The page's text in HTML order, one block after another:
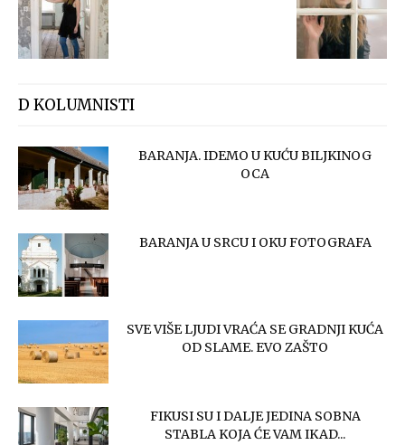
D KOLUMNISTI
BARANJA. IDEMO U KUĆU BILJKINOG
OCA
BARANJA U SRCU I OKU FOTOGRAFA
SVE VIŠE LJUDI VRAĆA SE GRADNJI KUĆA
OD SLAME. EVO ZAŠTO
FIKUSI SU I DALJE JEDINA SOBNA
STABLA KOJA ĆE VAM IKAD...